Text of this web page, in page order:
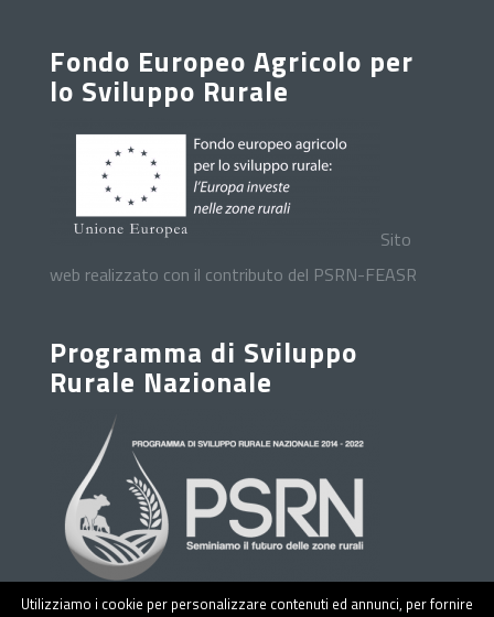
Fondo Europeo Agricolo per
lo Sviluppo Rurale
Sito
web realizzato con il contributo del PSRN-FEASR
Programma di Sviluppo
Rurale Nazionale
Utilizziamo i cookie per personalizzare contenuti ed annunci, per fornire